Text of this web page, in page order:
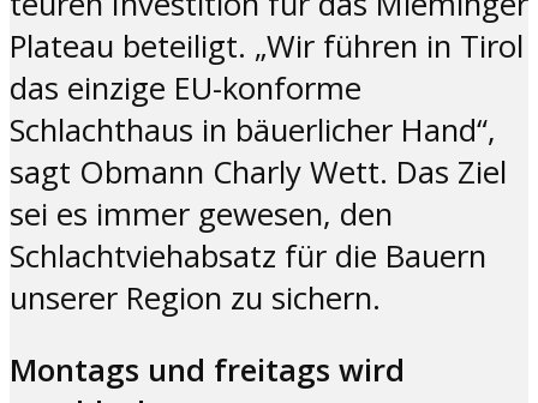
Plateau beteiligt. „Wir führen in Tirol
das einzige EU-konforme
Schlachthaus in bäuerlicher Hand“,
sagt Obmann Charly Wett. Das Ziel
sei es immer gewesen, den
Schlachtviehabsatz für die Bauern
unserer Region zu sichern.
Montags und freitags wird